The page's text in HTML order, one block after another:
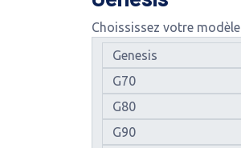
Choississez votre modèle